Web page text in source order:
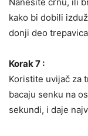
kako bi dobili
donji deo
Korak 7 :
Koristite uvijač za
bacaju senku na
sekundi, i daje